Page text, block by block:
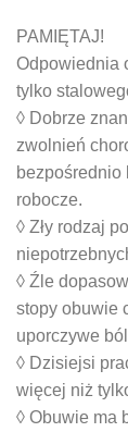
PAMIĘTAJ!
Odpowiednia
tylko
◊ Dobrze
zwolnień
robocze.
◊ Zły rodzaj
◊ Źle
stopy obuwie
uporczywe
◊ Dzisiejsi
więcej niż
◊ Obuwie ma